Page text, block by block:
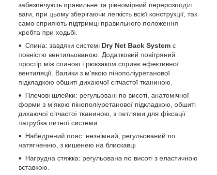
забезпечують правильне та рівномірний перерозподіл
ваги, при цьому зберігаючи легкість всієї конструкції, так
само сприяють підтримці правильного положення
хребта при ходьбі.
Спина: завдяки системі Dry Net Back System є
повністю вентильованою. Додатковий повітряний
простір між спиною і рюкзаком сприяє ефективної
вентиляції. Валики з м'якою пінополіуретанової
підкладкою обшиті дихаючої сітчастої тканиною.
Плечові шлейки: регульовані по висоті, анатомічної
форми з м'якою пінополіуретанової підкладкою, обшиті
дихаючої сітчастої тканиною, з петлями для фіксації
патрубка питної системи
Набедрений пояс: незнімний, регульований по
натягненню, з кишенею на блискавці
Нагрудна стяжка: регульована по висоті з еластичною
вставкою.